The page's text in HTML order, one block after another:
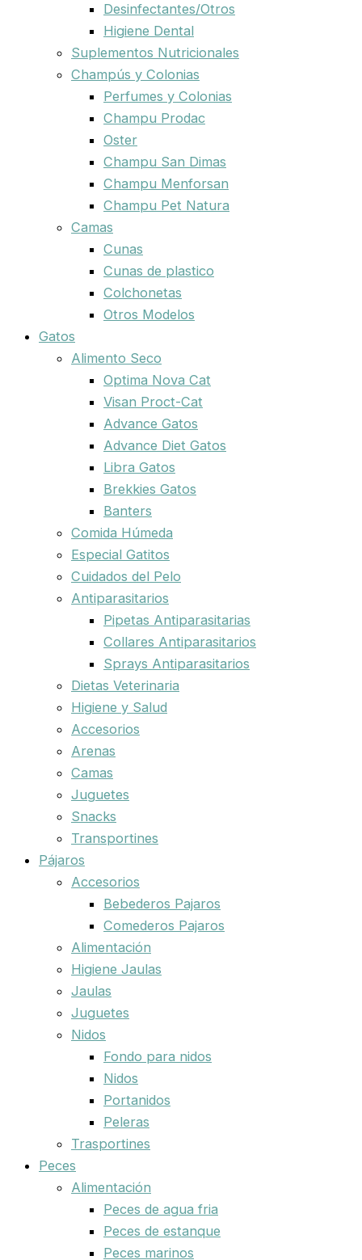
Desinfectantes/Otros
Higiene Dental
Suplementos Nutricionales
Champús y Colonias
Perfumes y Colonias
Champu Prodac
Oster
Champu San Dimas
Champu Menforsan
Champu Pet Natura
Camas
Cunas
Cunas de plastico
Colchonetas
Otros Modelos
Gatos
Alimento Seco
Optima Nova Cat
Visan Proct-Cat
Advance Gatos
Advance Diet Gatos
Libra Gatos
Brekkies Gatos
Banters
Comida Húmeda
Especial Gatitos
Cuidados del Pelo
Antiparasitarios
Pipetas Antiparasitarias
Collares Antiparasitarios
Sprays Antiparasitarios
Dietas Veterinaria
Higiene y Salud
Accesorios
Arenas
Camas
Juguetes
Snacks
Transportines
Pájaros
Accesorios
Bebederos Pajaros
Comederos Pajaros
Alimentación
Higiene Jaulas
Jaulas
Juguetes
Nidos
Fondo para nidos
Nidos
Portanidos
Peleras
Trasportines
Peces
Alimentación
Peces de agua fria
Peces de estanque
Peces marinos